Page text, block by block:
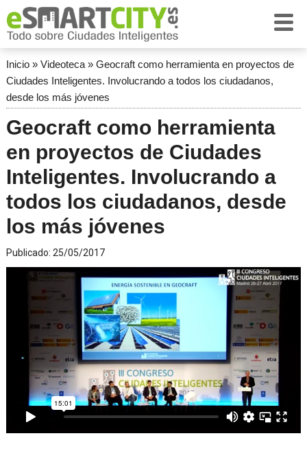
Inicio» Videoteca» Geocraft como herramienta en proyectos de
Ciudades Inteligentes. Involucrando a todos los ciudadanos,
desde los más jóvenes
Geocraft como herramienta
en proyectos de Ciudades
Inteligentes. Involucrando a
todos los ciudadanos, desde
los más jóvenes
Publicado: 25/05/2017